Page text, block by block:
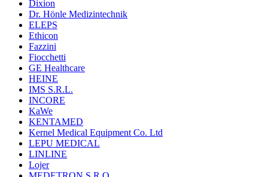
Dixion
Dr. Hönle Medizintechnik
ELEPS
Ethicon
Fazzini
Fiocchetti
GE Healthcare
HEINE
IMS S.R.L.
INCORE
KaWe
KENTAMED
Kernel Medical Equipment Co. Ltd
LEPU MEDICAL
LINLINE
Lojer